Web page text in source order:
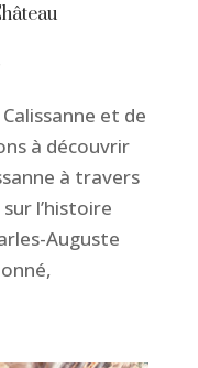
et de
à découvrir
à travers
l’histoire
Auguste